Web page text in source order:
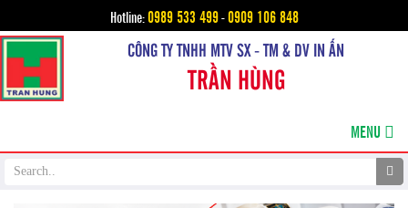
Hotline:0989 533 499-0909 106 848
CÔNG TY TNHH MTV SX - TM & DV IN ẤN
TRẦN HÙNG
MENU